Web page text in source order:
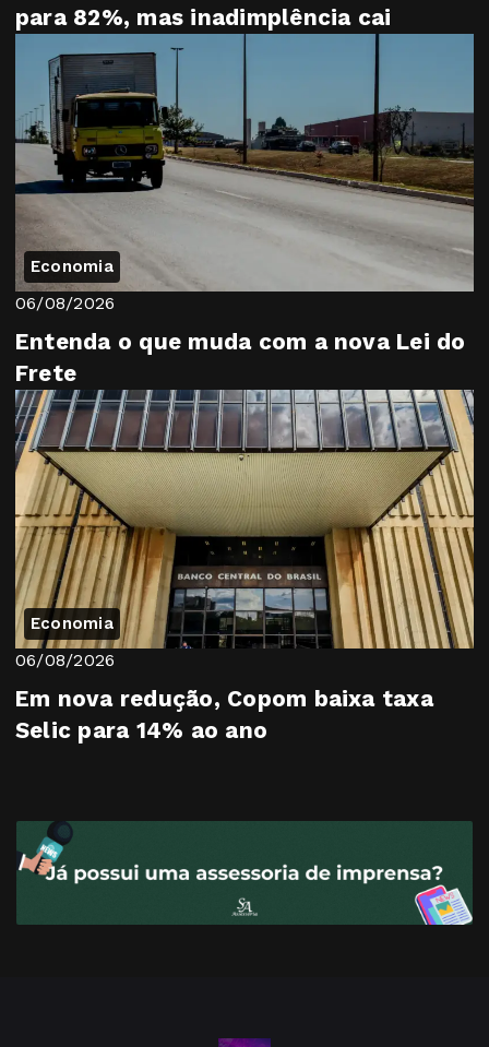
para 82%, mas inadimplência cai
Economia
06/08/2026
Entenda o que muda com a nova Lei do
Frete
Economia
06/08/2026
Em nova redução, Copom baixa taxa
Selic para 14% ao ano